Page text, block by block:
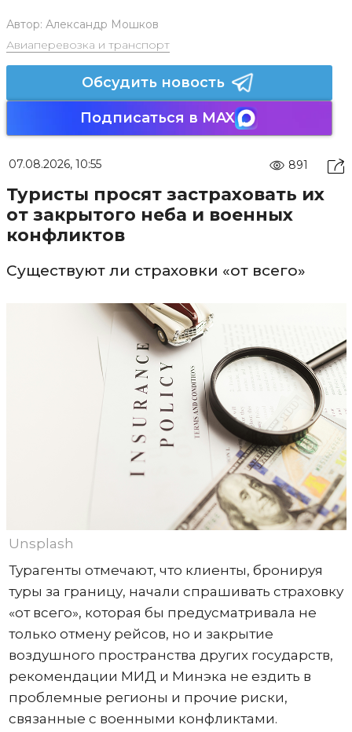
Автор: Александр Мошков
Авиаперевозка и транспорт
Обсудить новость
Подписаться в MAX
07.08.2026, 10:55 891
Туристы просят застраховать их
от закрытого неба и военных
конфликтов
Существуют ли страховки «от всего»
Unsplash
Турагенты отмечают, что клиенты, бронируя
туры за границу, начали спрашивать страховку
«от всего», которая бы предусматривала не
только отмену рейсов, но и закрытие
воздушного пространства других государств,
рекомендации МИД и Минэка не ездить в
проблемные регионы и прочие риски,
связанные с военными конфликтами.